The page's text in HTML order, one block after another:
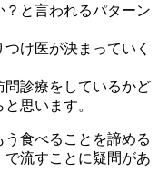
と言われるパターン
け医が決まっていく
診療をしているかど
思います。
食べることを諦める
流すことに疑問があ